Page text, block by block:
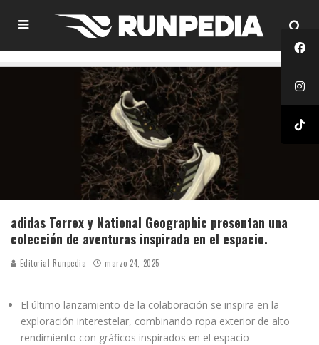
adidas Terrex y National Geographic presentan una
colección de aventuras inspirada en el espacio.
Editorial Runpedia marzo 24, 2025
El último lanzamiento de la colaboración se inspira en la
exploración interestelar, combinando ropa exterior de alto
rendimiento con gráficos inspirados en el espacio